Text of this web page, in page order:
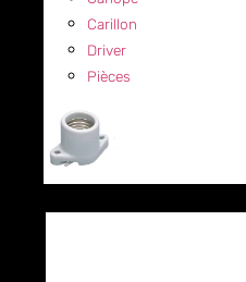
Carillon
Driver
Pièces